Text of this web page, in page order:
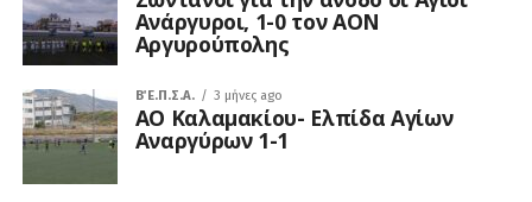
Ανάργυροι, 1-0 τον ΑΟΝ
Αργυρούπολης
Β΄ Ε.Π.Σ.Α. 3 μήνες ago
ΑΟ Καλαμακίου- Ελπίδα Αγίων
Αναργύρων 1-1